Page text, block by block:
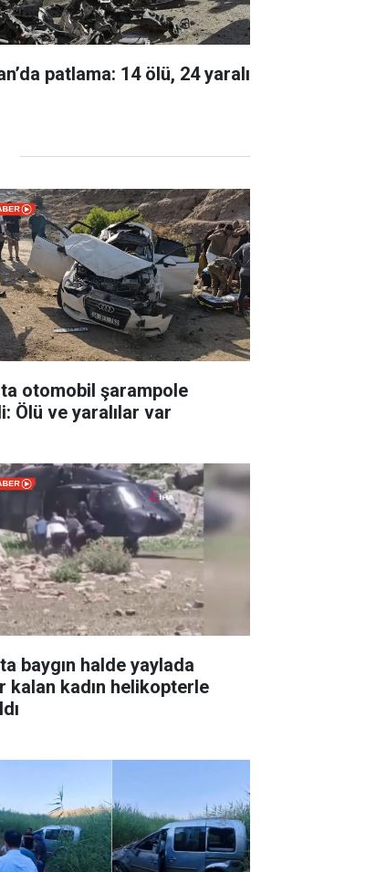
patlama: 14 ölü, 24 yaralı
otomobil şarampole
Ölü ve yaralılar var
baygın halde yaylada
kalan kadın helikopterle